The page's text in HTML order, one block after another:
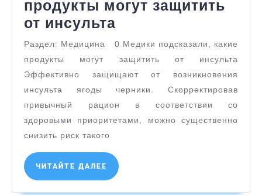
продукты могут защитить
от инсульта
подсказали,
какие
продукты
могут
защитить
от
Раздел: Медицина 0 Медики подсказали, какие
продукты могут защитить от инсульта
Эффективно защищают от возникновения
инсульта ягоды черники. Скорректировав
привычный рацион в соответствии со
здоровыми приоритетами, можно существенно
снизить риск такого
ЧИТАЙТЕ ДАЛЕЕ ЧИТАЙТЕ
ДАЛЕЕ